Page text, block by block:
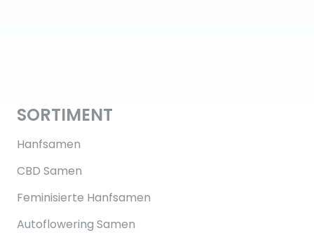
SORTIMENT
Hanfsamen
CBD Samen
Feminisierte Hanfsamen
Autoflowering Samen